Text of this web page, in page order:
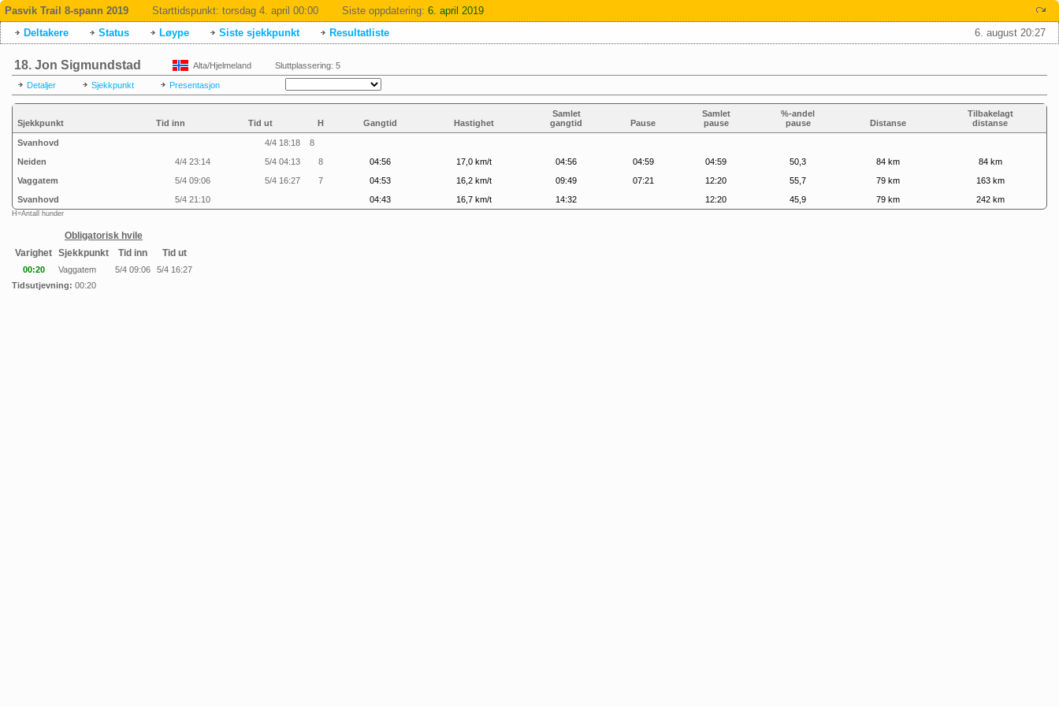
Pasvik Trail 8-spann 2019 Starttidspunkt: torsdag 4. april 00:00 Siste oppdatering: 6. april 2019
6. august 20:27
Deltakere Status Løype Siste sjekkpunkt Resultatliste
18. Jon Sigmundstad Alta/Hjelmeland Sluttplassering: 5
Detaljer Sjekkpunkt Presentasjon
Sjekkpunkt Tid inn Tid ut H Gangtid Hastighet
Samlet
gangtid
Pause
Samlet
pause
%-andel
pause
Distanse
Tilbakelagt
distanse
Svanhovd 4/4 18:18
8
Neiden
4/4 23:14 5/4 04:13 8 04:56 17,0 km/t 04:56 04:59 04:59 50,3 84 km
84 km
Vaggatem
5/4 09:06 5/4 16:27 7 04:53 16,2 km/t 09:49 07:21 12:20 55,7 79 km
163 km
Svanhovd
5/4 21:10 04:43 16,7 km/t 14:32 12:20 45,9 79 km 242 km
H=Antall hunder
Obligatorisk hvile
Varighet Sjekkpunkt Tid inn Tid ut
00:20 Vaggatem 5/4 09:06
5/4 16:27
Tidsutjevning: 00:20